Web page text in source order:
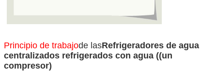
Principio de trabajode lasRefrigeradores de agua
centralizados refrigerados con agua ((un
compresor)